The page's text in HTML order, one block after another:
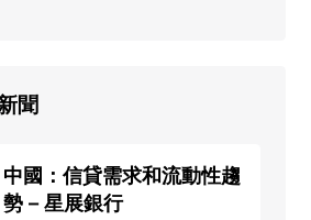
聞
中國：信貸需求和流動性趨
勢 – 星展銀行